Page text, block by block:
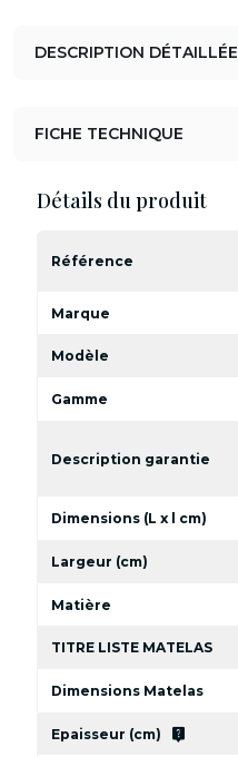
DESCRIPTION DÉTAILLÉE
FICHE TECHNIQUE
Détails du produit
Référence
Marque
Modèle
Gamme
Description garantie
Dimensions (L x l cm)
Largeur (cm)
Matière
TITRE LISTE MATELAS
Dimensions Matelas
Epaisseur (cm) live_help